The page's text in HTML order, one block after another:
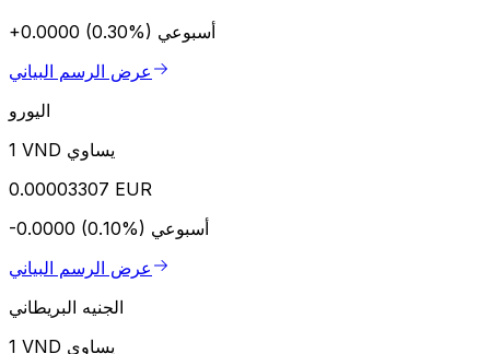
+0.0000 (0.30%) أسبوعي
عرض الرسم البياني
اليورو
1 VND يساوي
0.00003307 EUR
-0.0000 (0.10%) أسبوعي
عرض الرسم البياني
الجنيه البريطاني
1 VND يساوي